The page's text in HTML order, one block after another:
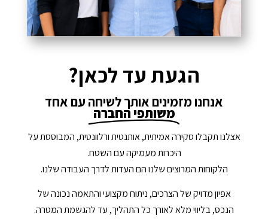
הגעת עד לכאן?
אנחנו מזמינים אותך לשיחה עם אחד
משותפי החברה
אצלנו תקבלו סקירה אמיתית, אותנטית ורלוונטית, המבוססת על
היכרות מעמיקה עם השטח.
הלקוחות המרוצים שלנו הם העדות לדרך העבודה שלנו.
אפיון מדויק של הצרכים, ניתוח מקצועי והתאמה נכונה של
הנכס, בליווי מלא לאורך כל התהליך, עד להגשמת המטרה.